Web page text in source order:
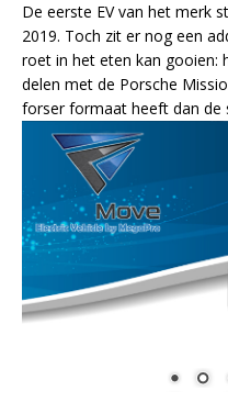
De eerste EV van het merk
2019. Toch zit er nog een
roet in het eten kan gooien:
delen met de Porsche
forser formaat heeft dan de